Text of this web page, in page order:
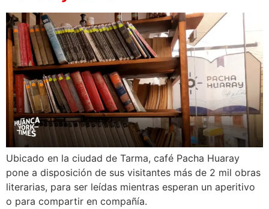
Ubicado en la ciudad de Tarma, café Pacha Huaray
pone a disposición de sus visitantes más de 2 mil obras
literarias, para ser leídas mientras esperan un aperitivo
o para compartir en compañía.